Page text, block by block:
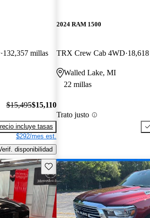
132,357 millas
$15,495$15,110
incluye tasas
$292/mes est.
disponibilidad
2024 RAM 1500
TRX Crew Cab 4WD
Walled Lake, MI
22 millas
Trato justo
Guarda este Aviso